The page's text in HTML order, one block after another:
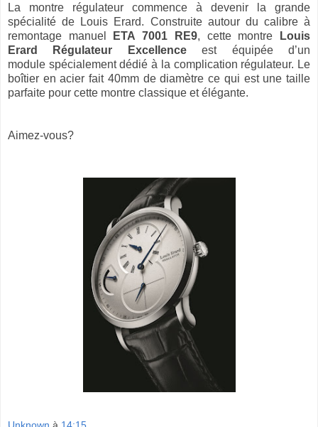
La montre régulateur commence à devenir la grande
spécialité de Louis Erard. Construite autour du calibre à
remontage manuel
ETA 7001 RE9, cette montre
Louis
Erard Régulateur Excellenceest équipée d’un
module spécialement dédiéà la complication régulateur. Le
boîtier en acier fait 40mm de diamètre ce qui est une taille
parfaite pour cette montre classique et élégante.
Aimez-vous?